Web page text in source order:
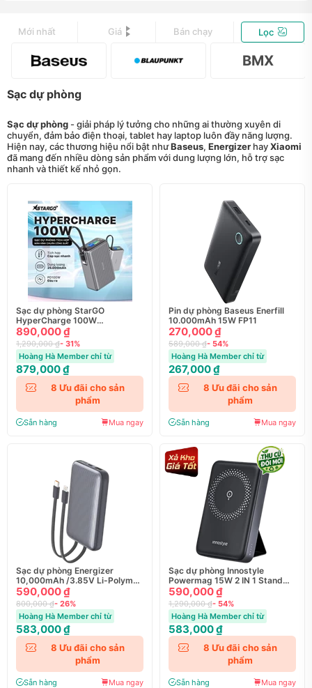
Mới nhất Giá Bán chạy Lọc
BMX
Sạc dự phòng
Sạc dự phòng - giải pháp lý tưởng cho những ai thường xuyên di
chuyển, đảm bảo điện thoại, tablet hay laptop luôn đầy năng lượng.
Hiện nay, các thương hiệu nổi bật nhưBaseus, Energizer hayXiaomi
đã mang đến nhiều dòng sản phẩm với dung lượng lớn, hỗ trợ sạc
nhanh và thiết kế nhỏ gọn.
Sạc dự phòng StarGO
HyperCharge 100W
25000mAh
890,000 ₫
1,290,000 ₫- 31%
Hoàng Hà Member chỉ từ
879,000 ₫
8 Ưu đãi cho sản
phẩm
Sẵn hàng Mua ngay
Pin dự phòng Baseus Enerfill
10.000mAh 15W FP11
270,000 ₫
589,000 ₫- 54%
Hoàng Hà Member chỉ từ
267,000 ₫
8 Ưu đãi cho sản
phẩm
Sẵn hàng Mua ngay
Sạc dự phòng Energizer
10,000mAh /3.85V Li-Polymer
- UE10091PQGY
590,000 ₫
800,000 ₫- 26%
Hoàng Hà Member chỉ từ
583,000 ₫
8 Ưu đãi cho sản
phẩm
Sẵn hàng Mua ngay
Sạc dự phòng Innostyle
Powermag 15W 2 IN 1 Stand
10000 mAh PD 20W
590,000 ₫
1,290,000 ₫- 54%
Hoàng Hà Member chỉ từ
583,000 ₫
8 Ưu đãi cho sản
phẩm
Sẵn hàng Mua ngay